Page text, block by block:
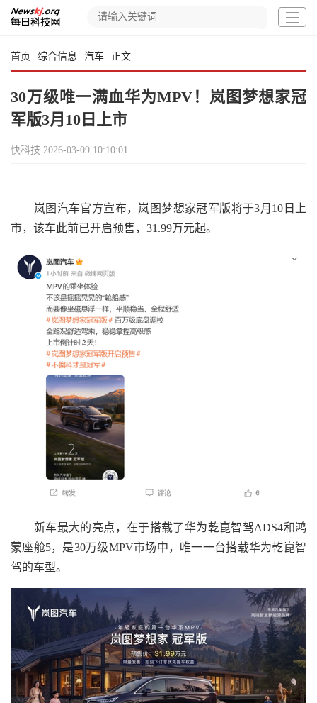
首页 综合信息 汽车 正文
30万级唯一满血华为MPV！岚图梦想家冠
军版3月10日上市
快科技 2026-03-09 10:10:01
岚图汽车官方宣布，岚图梦想家冠军版将于3月10日上
市，该车此前已开启预售，31.99万元起。
新车最大的亮点，在于搭载了华为乾崑智驾ADS4和鸿
蒙座舱5，是30万级MPV市场中，唯一一台搭载华为乾崑智
驾的车型。